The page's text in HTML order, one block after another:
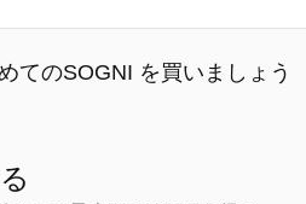
てのSOGNI を買いましょう